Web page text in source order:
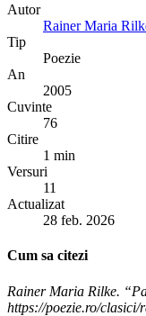
Autor
Rainer Maria
Tip
Poezie
An
2005
Cuvinte
76
Citire
1 min
Versuri
11
Actualizat
28 feb. 2026
Cum sa citezi
Rainer Maria Rilke.
https://poezie.ro/